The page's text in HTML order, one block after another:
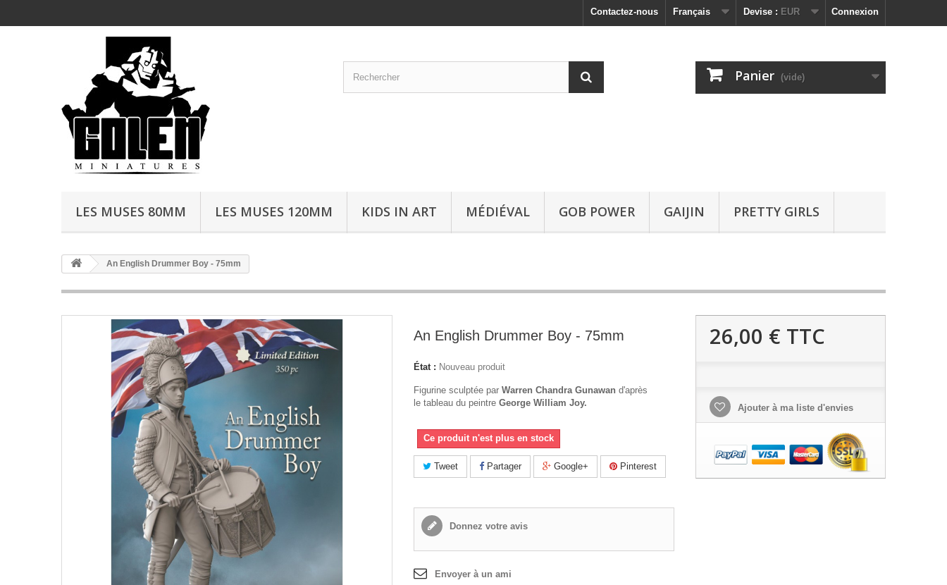
Connexion
Devise : EUR
Français
Contactez-nous
Panier (vide)
LES MUSES 80MM LES MUSES 120MM KIDS IN ART MÉDIÉVAL GOB POWER GAIJIN PRETTY GIRLS
An English Drummer Boy - 75mm
An English Drummer Boy - 75mm
État : Nouveau produit
Figurine sculptée par Warren Chandra Gunawan d'après
le tableau du peintre George William Joy.
Ce produit n'est plus en stock
Tweet Partager Google+ Pinterest
Donnez votre avis
Envoyer à un ami
26,00 € TTC
Ajouter à ma liste d'envies